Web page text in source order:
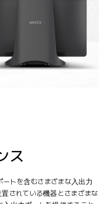
ス
トを含むさまざまな入出力
されている機器とさまざまな